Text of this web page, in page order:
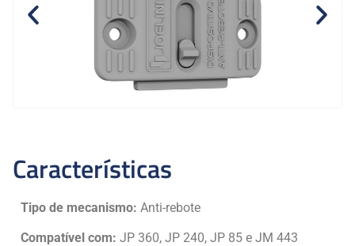
Características
Tipo de mecanismo: Anti-rebote
Compatível com: JP 360, JP 240, JP 85 e JM 443